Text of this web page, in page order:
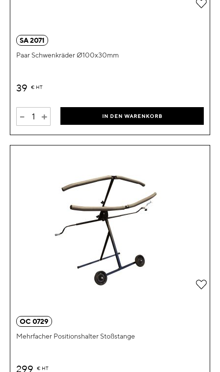
SA 2071
Paar Schwenkräder Ø100x30mm
39 € HT
- + IN DEN WARENKORB
Zur
OC 0729
Mehrfacher Positionshalter Stoßstange
299 € HT
Zur